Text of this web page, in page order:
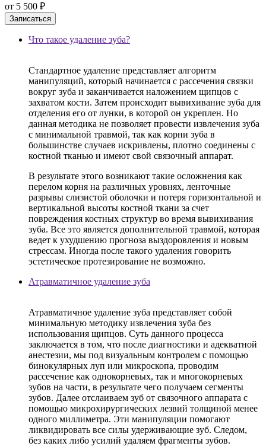
от 5 500 ₽
Записаться
Что такое удаление зуба?
Стандартное удаление представляет алгоритм
манипуляций, который начинается с рассечения связки
вокруг зуба и заканчивается наложением щипцов с
захватом кости. Затем происходит вывихивание зуба для
отделения его от лунки, в которой он укреплен. Но
данная методика не позволяет провести извлечения зуба
с минимальной травмой, так как корни зуба в
большинстве случаев искривлены, плотно соединены с
костной тканью и имеют свой связочный аппарат.
В результате этого возникают такие осложнения как
перелом корня на различных уровнях, ленточные
разрывы слизистой оболочки и потеря горизонтальной и
вертикальной высоты костной ткани за счет
повреждения костных структур во время вывихивания
зуба. Все это является дополнительной травмой, которая
ведет к ухудшению прогноза выздоровления и новым
стрессам. Иногда после такого удаления говорить
эстетическое протезирование не возможно.
Атравматичное удаление зуба
Атравматичное удаление зуба представляет собой
минимальную методику извлечения зуба без
использования щипцов. Суть данного процесса
заключается в том, что после диагностики и адекватной
анестезии, мы под визуальным контролем с помощью
бинокулярных луп или микроскопа, проводим
рассечение как однокорневых, так и многокорневых
зубов на части, в результате чего получаем сегменты
зубов. Далее отслаиваем зуб от связочного аппарата с
помощью микрохирургических лезвий толщиной менее
одного миллиметра. Эти манипуляции помогают
ликвидировать все силы удерживающие зуб. Следом,
без каких либо усилий удаляем фрагменты зубов.